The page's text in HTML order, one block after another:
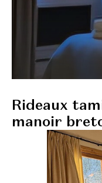
Rideaux
manoir